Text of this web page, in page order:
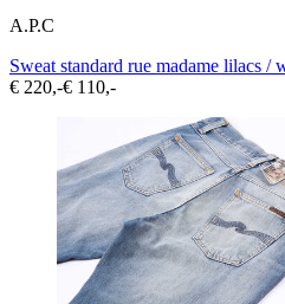
A.P.C
Sweat standard rue madame lilacs /
€ 220,-€ 110,-